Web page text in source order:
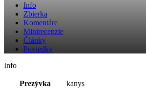
Info
Zbierka
Komentáre
Minirecenzie
Články
Poviedky
Info
Prezývka
kanys